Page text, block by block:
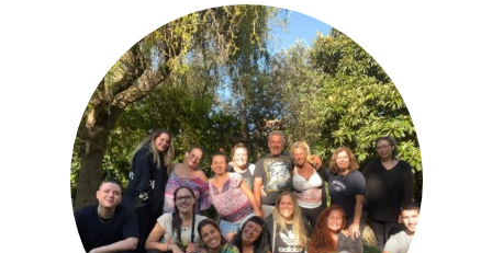
vous et qui éclose et dans l’école de la même manière
qu’une fleur dans un écosystème.
Nous ne vous demandons pas de changer votre façon
d’être, nous valorisons ce que vous êtes au-dessus de
ce que vous savez ou pensez savoir, mais nous vous
inviterons à abandonner des attitudes ou des
croyances si nous estimons qu’elles peuvent être
préjudiciables aux participants qui assistent à nos
retraites.